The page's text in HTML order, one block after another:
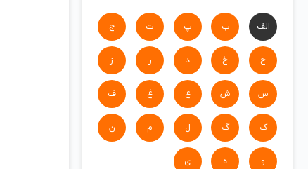
الف ب پ ت ج
ح خ د ر ز
س ش ع غ ف
ک گ ل م ن
و ه ی